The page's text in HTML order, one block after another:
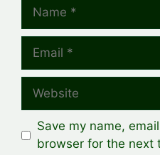
Name
Email
Website
Save my name,
browser for the next